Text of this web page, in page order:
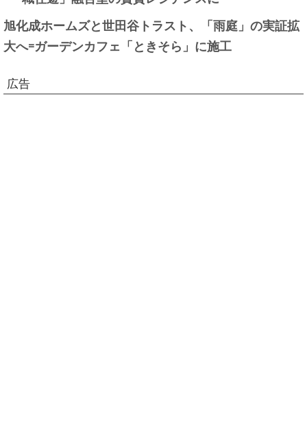
旭化成ホームズと世田谷トラスト、「雨庭」の実証拡
大へ=ガーデンカフェ「ときそら」に施工
広告